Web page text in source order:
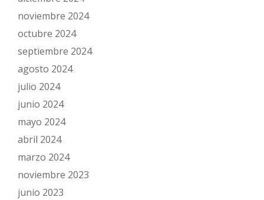
noviembre 2024
octubre 2024
septiembre 2024
agosto 2024
julio 2024
junio 2024
mayo 2024
abril 2024
marzo 2024
noviembre 2023
junio 2023